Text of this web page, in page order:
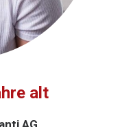
alt
AG